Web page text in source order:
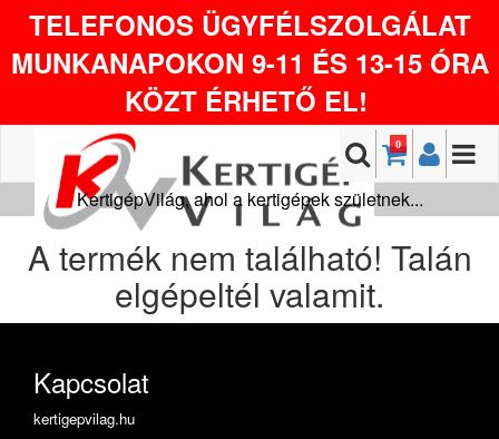
TELEFONOS ÜGYFÉLSZOLGÁLAT
MUNKANAPOKON 9-11 ÉS 13-15 ÓRA
KÖZT ÉRHETŐ EL!
0
KertigépVilág, ahol a kertigépek születnek...
A termék nem található! Talán
elgépeltél valamit.
Kapcsolat
kertigepvilag.hu